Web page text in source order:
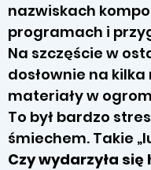
nazwiskach
programach i
Na szczęście w
dosłownie na
materiały w
To był bardzo
śmiechem. Takie
Czy wydarzyła